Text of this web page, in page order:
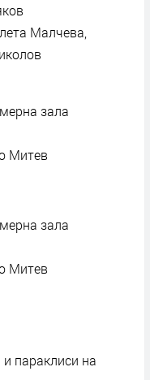
Малчева,
зала
Митев
зала
Митев
параклиси на